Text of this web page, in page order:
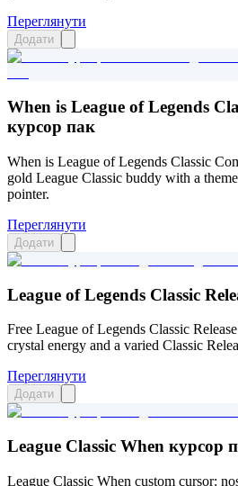
Переглянути
Додати
When is League of Legends
курсор пак
When is League of Legends Classic
gold League Classic buddy with a
pointer.
Переглянути
Додати
League of Legends Classic
Free League of Legends Classic
crystal energy and a varied Classic
Переглянути
Додати
League Classic When курсор
League Classic When custom cursor: